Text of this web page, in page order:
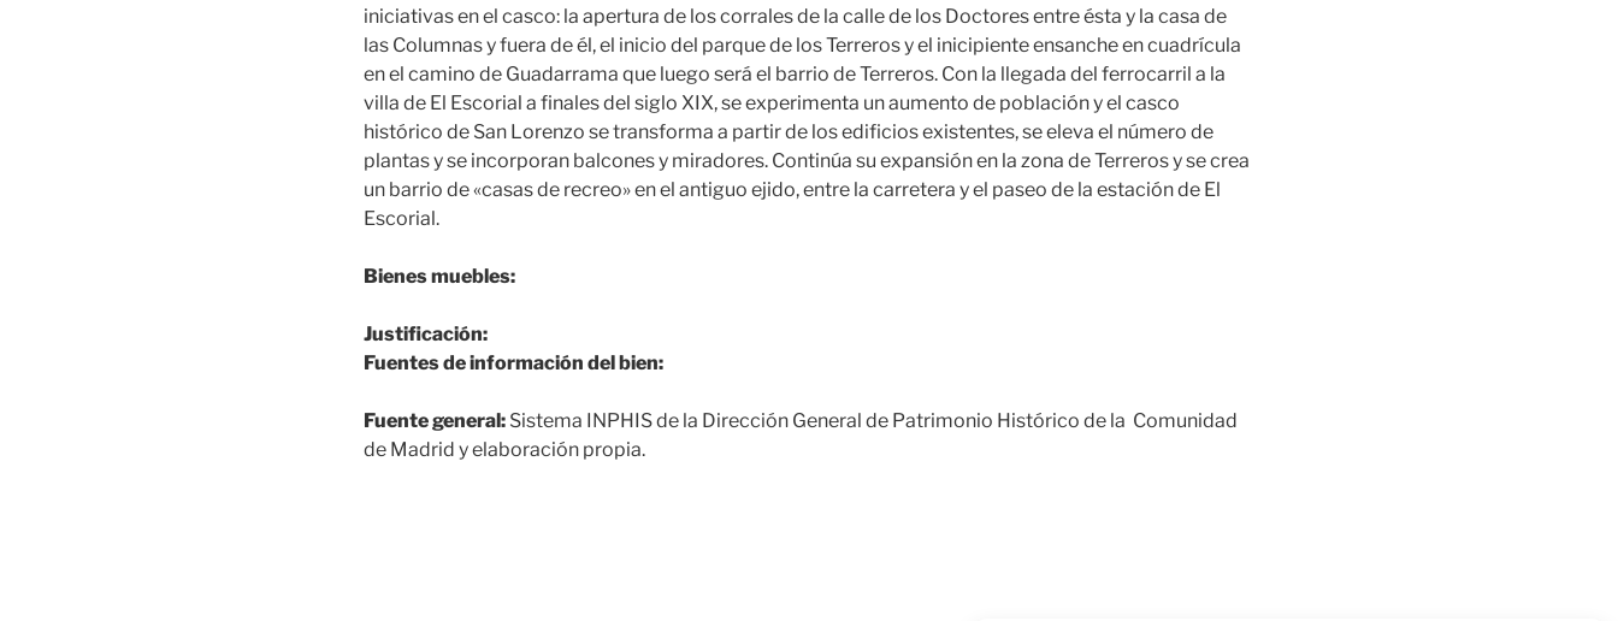
iniciativas en el casco: la apertura de los corrales de la calle de los Doctores entre ésta y la casa de
las Columnas y fuera de él, el inicio del parque de los Terreros y el inicipiente ensanche en cuadrícula
en el camino de Guadarrama que luego será el barrio de Terreros. Con la llegada del ferrocarril a la
villa de El Escorial a finales del siglo XIX, se experimenta un aumento de población y el casco
histórico de San Lorenzo se transforma a partir de los edificios existentes, se eleva el número de
plantas y se incorporan balcones y miradores. Continúa su expansión en la zona de Terreros y se crea
un barrio de «casas de recreo» en el antiguo ejido, entre la carretera y el paseo de la estación de El
Escorial.
Bienes muebles:
Justificación:
Fuentes de información del bien:
Fuente general: Sistema INPHIS de la Dirección General de Patrimonio Histórico de la Comunidad
de Madrid y elaboración propia.